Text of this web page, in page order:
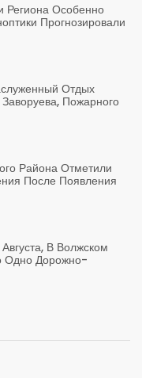
Особенно
Прогнозировали
Отдых
Пожарного
Района Отметили
После Появления
В Волжском
Одно Дорожно-